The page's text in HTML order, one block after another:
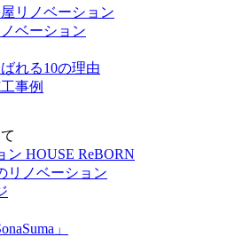
ン HOUSE ReBORN
リノベーション
」